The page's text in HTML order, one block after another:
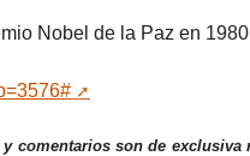
Nobel de la Paz en
comentarios son de exclusiva